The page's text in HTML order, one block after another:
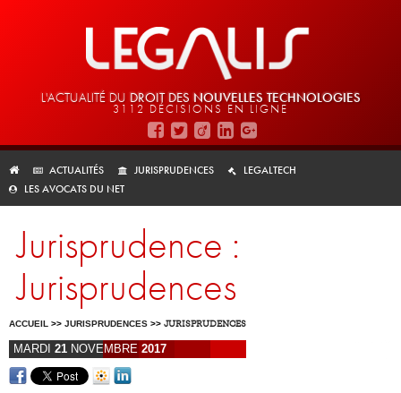
L'ACTUALITÉ DU DROIT DES NOUVELLES TECHNOLOGIES
3112 DÉCISIONS EN LIGNE
ACTUALITÉS JURISPRUDENCES
LEGALTECH
LES AVOCATS DU NET
Jurisprudence :
Jurisprudences
ACCUEIL >> JURISPRUDENCES >> JURISPRUDENCES
MARDI 21 NOVEMBRE 2017